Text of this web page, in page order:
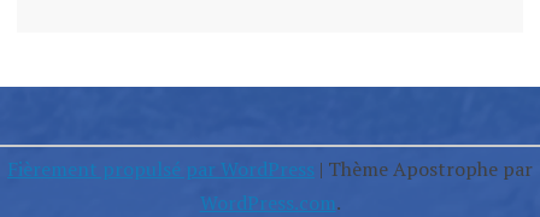
Fièrement propulsé par WordPress | Thème Apostrophe par
WordPress.com.